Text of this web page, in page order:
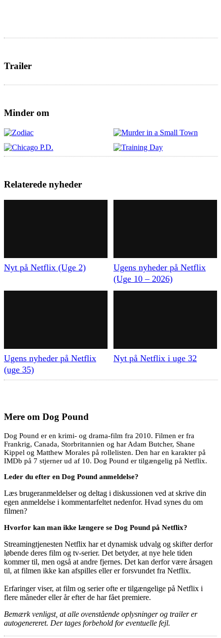
Trailer
Minder om
Relaterede nyheder
Nyt på Netflix (Uge 2)
Ugens nyheder på Netflix
(Uge 10 – 2026)
Ugens nyheder på Netflix
(uge 35)
Nyt på Netflix i uge 32
Mere om Dog Pound
Dog Pound er en krimi- og drama-film fra 2010. Filmen er fra
Frankrig, Canada, Storbritannien og har Adam Butcher, Shane
Kippel og Matthew Morales på rollelisten. Den har en karakter på
IMDb på 7 stjerner ud af 10. Dog Pound er tilgængelig på Netflix.
Leder du efter en Dog Pound anmeldelse?
Læs brugeranmeldelser og deltag i diskussionen ved at skrive din
egen anmeldelse i kommentarfeltet nedenfor. Hvad synes du om
filmen?
Hvorfor kan man ikke længere se Dog Pound på Netflix?
Streamingtjenesten Netflix har et dynamisk udvalg og skifter derfor
løbende deres film og tv-serier. Det betyder, at nye hele tiden
kommer til, men også at andre fjernes. Det kan derfor være årsagen
til, at filmen ikke kan afspilles eller er forsvundet fra Netflix.
Erfaringer viser, at film og serier ofte er tilgængelige på Netflix i
flere måneder eller år efter de har fået premiere.
Bemærk venligst, at alle ovenstående oplysninger og trailer er
autogenereret. Der tages forbehold for eventuelle fejl.